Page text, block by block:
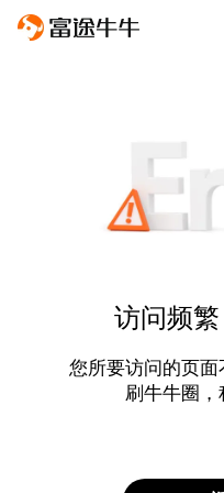
访问频
您所要访问的页
刷牛牛圈，